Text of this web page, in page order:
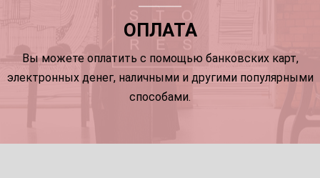
ОПЛАТА
Вы можете оплатить с помощью банковских карт,
электронных денег, наличными и другими популярными
способами.